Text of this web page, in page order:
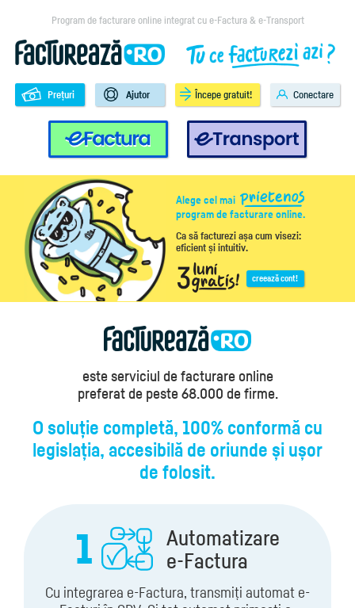
Program de facturare online integrat cu e-Factura & e-Transport
e-Factura e-Transport
Prețuri Ajutor Începe gratuit! Conectare
Alege cel mai
program de facturare online.
Ca să facturezi așa cum visezi:
eficient și intuitiv.
creează cont!
este serviciul de facturare online
preferat de peste 68.000 de firme.
O soluție completă, 100% conformă cu
legislația, accesibilă de oriunde și ușor
de folosit.
1
Automatizare
e-Factura
Cu integrarea e-Factura, transmiți automat e-